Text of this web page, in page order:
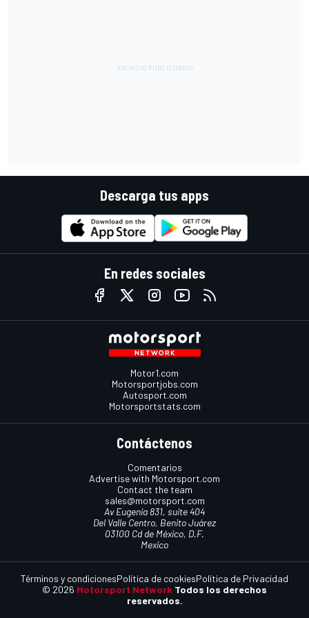
Descarga tus apps
En redes sociales
Motor1.com
Motorsportjobs.com
Autosport.com
Motorsportstats.com
Contáctenos
Comentarios
Advertise with Motorsport.com
Contact the team
sales@motorsport.com
Av Eugenia 831, suite 404
Del Valle Centro, Benito Juárez
03100 Cd de México, D.F.
Mexico
© 2026 Motorsport Network Todos los derechos
reservados.
Términos y condicionesPolítica de cookiesPolítica de Privacidad